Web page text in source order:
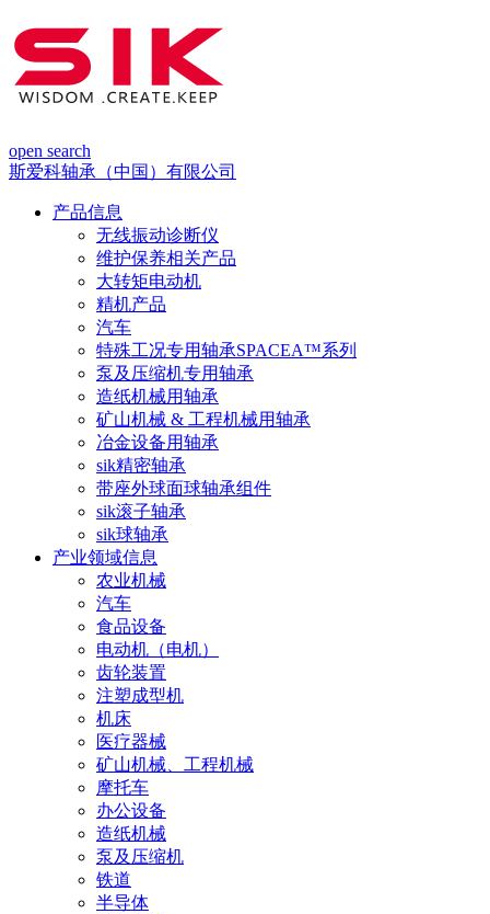
open search
斯爱科轴承（中国）有限公司
产品信息
无线振动诊断仪
维护保养相关产品
大转矩电动机
精机产品
汽车
特殊工况专用轴承SPACEA™系列
泵及压缩机专用轴承
造纸机械用轴承
矿山机械 & 工程机械用轴承
冶金设备用轴承
sik精密轴承
带座外球面球轴承组件
sik滚子轴承
sik球轴承
产业领域信息
农业机械
汽车
食品设备
电动机（电机）
齿轮装置
注塑成型机
机床
医疗器械
矿山机械、工程机械
摩托车
办公设备
造纸机械
泵及压缩机
铁道
半导体